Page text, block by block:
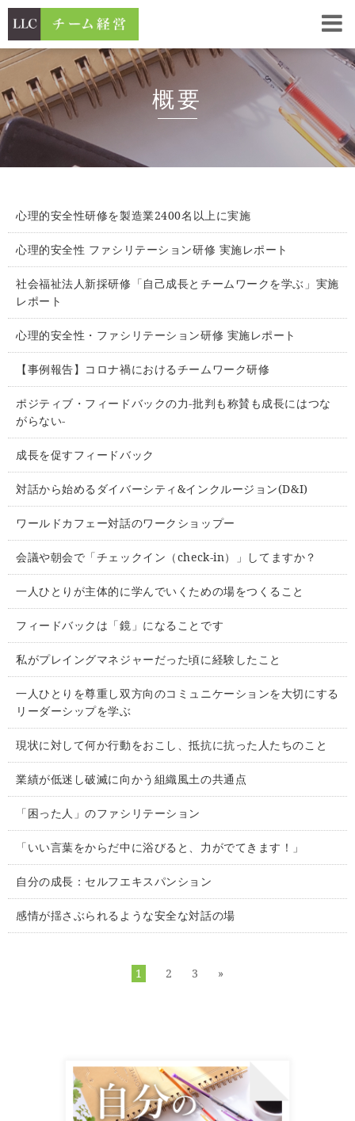
概要
心理的安全性研修を製造業2400名以上に実施
心理的安全性 ファシリテーション研修 実施レポート
社会福祉法人新採研修「自己成長とチームワークを学ぶ」実施
レポート
心理的安全性・ファシリテーション研修 実施レポート
【事例報告】コロナ禍におけるチームワーク研修
ポジティブ・フィードバックの力-批判も称賛も成長にはつな
がらない-
成長を促すフィードバック
対話から始めるダイバーシティ&インクルージョン(D&I)
ワールドカフェー対話のワークショップー
会議や朝会で「チェックイン（check-in）」してますか？
一人ひとりが主体的に学んでいくための場をつくること
フィードバックは「鏡」になることです
私がプレイングマネジャーだった頃に経験したこと
一人ひとりを尊重し双方向のコミュニケーションを大切にする
リーダーシップを学ぶ
現状に対して何か行動をおこし、抵抗に抗った人たちのこと
業績が低迷し破滅に向かう組織風土の共通点
「困った人」のファシリテーション
「いい言葉をからだ中に浴びると、力がでてきます！」
自分の成長：セルフエキスパンション
感情が揺さぶられるような安全な対話の場
1 2 3 »